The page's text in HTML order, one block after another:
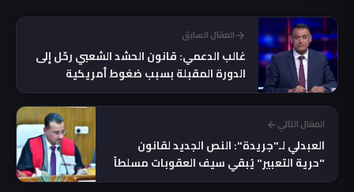
المقال السابق
غالب الدعمي: قانون الحشد الشعبي رحّل إلى
الدورة المقبلة بسبب ضغوط أمريكية
المقال التالي
العبدلي لـ"جريدة": النص الجديد لقانون
"حرية التعبير" يُبقي سيف العقوبات مسلطاً
على المتظاهرين